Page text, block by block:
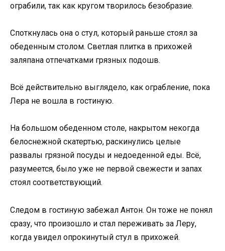
ограбили, так как кругом творилось безобразие.
Споткнулась она о стул, который раньше стоял за
обеденным столом. Светлая плитка в прихожей
заляпана отпечатками грязных подошв.
Всё действительно выглядело, как ограбление, пока
Лера не вошла в гостиную.
На большом обеденном столе, накрытом некогда
белоснежной скатертью, раскинулись целые
развалы грязной посуды и недоеденной еды. Всё,
разумеется, было уже не первой свежести и запах
стоял соответствующий.
Следом в гостиную забежал Антон. Он тоже не понял
сразу, что произошло и стал переживать за Леру,
когда увидел опрокинутый стул в прихожей.